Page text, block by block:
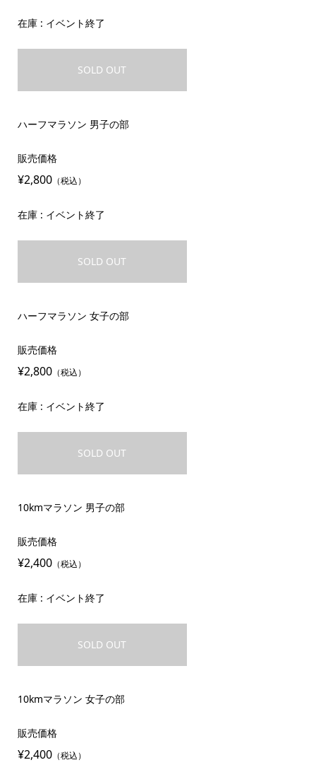
在庫 : イベント終了
SOLD OUT
ハーフマラソン 男子の部
販売価格
¥2,800（税込）
在庫 : イベント終了
SOLD OUT
ハーフマラソン 女子の部
販売価格
¥2,800（税込）
在庫 : イベント終了
SOLD OUT
10kmマラソン 男子の部
販売価格
¥2,400（税込）
在庫 : イベント終了
SOLD OUT
10kmマラソン 女子の部
販売価格
¥2,400（税込）